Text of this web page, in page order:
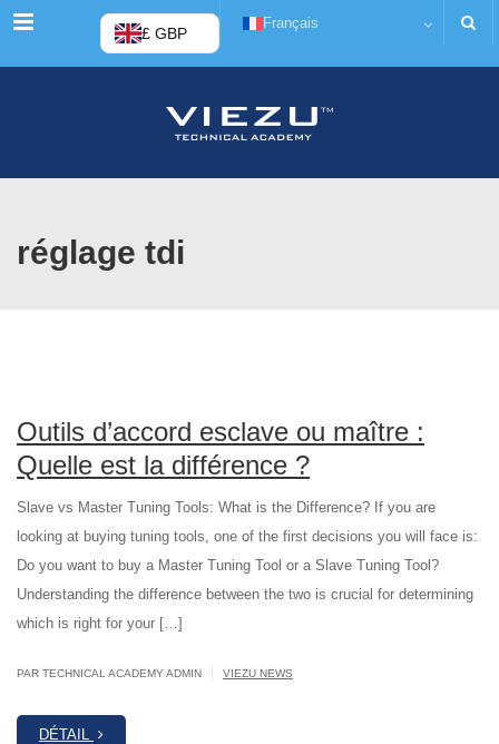
Menu £ GBP
Français
réglage tdi
Outils d’accord esclave ou maître :
Quelle est la différence ?
Slave vs Master Tuning Tools: What is the Difference? If you are
looking at buying tuning tools, one of the first decisions you will face is:
Do you want to buy a Master Tuning Tool or a Slave Tuning Tool?
Understanding the difference between the two is crucial for determining
which is right for your […]
PAR TECHNICAL ACADEMY ADMIN VIEZU NEWS
DÉTAIL